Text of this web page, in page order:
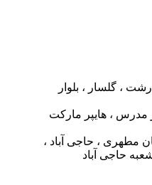
، گلسار ، بلوار
مدرس ، هایپر مارکت
مطهری ، حاجی آباد ،
حاجی آباد